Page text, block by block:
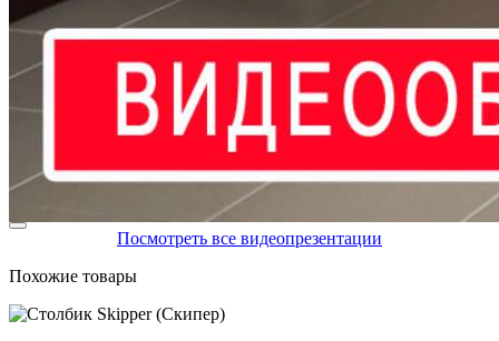
Посмотреть все видеопрезентации
Похожие товары